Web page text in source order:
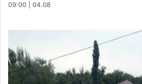
09:00 | 04.08